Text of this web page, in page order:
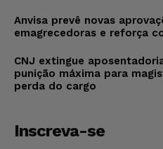
Anvisa prevê novas
emagrecedoras e reforça
CNJ extingue
punição máxima para
perda do cargo
Inscreva-se